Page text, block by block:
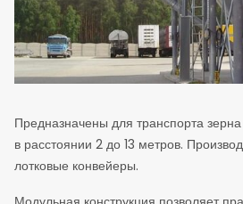
Предназначены для транспорта
в расстоянии 2 до 13 метров.
лотковые конвейеры.